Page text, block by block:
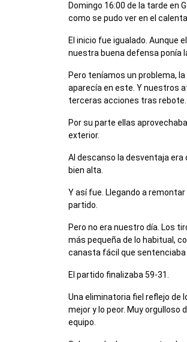
Domingo 16:00 de la tarde en
como se pudo ver en el
El inicio fue igualado. Aunque
nuestra buena defensa ponía
Pero teníamos un problema,
aparecía en este. Y nuestros
terceras acciones tras rebote.
Por su parte ellas
exterior.
Al descanso la desventaja era
bien alta.
Y así fue. Llegando a
partido.
Pero no era nuestro día. Los
más pequeña de lo habitual,
canasta fácil que sentenciaba
El partido finalizaba 59-31.
Una eliminatoria fiel reflejo de
mejor y lo peor. Muy
equipo.